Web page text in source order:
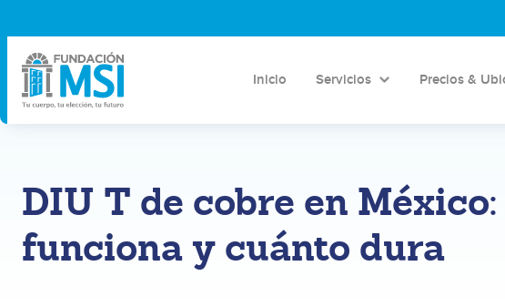
Inicio Servicios Precios &
DIU T de cobre en México:
funciona y cuánto dura